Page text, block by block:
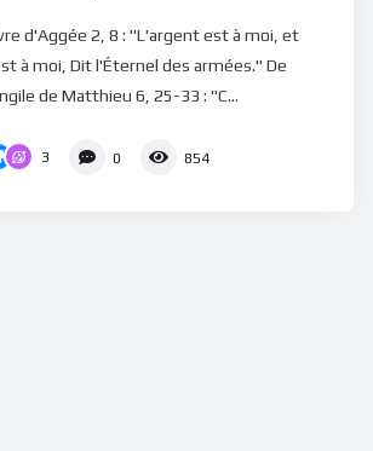
d'Aggée 2, 8 : "L'argent est à moi, et
à moi, Dit l'Éternel des armées." De
de Matthieu 6, 25-33 : "C...
3 0 854